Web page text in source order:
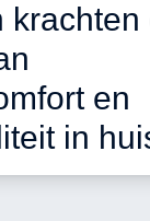
krachten
en
in